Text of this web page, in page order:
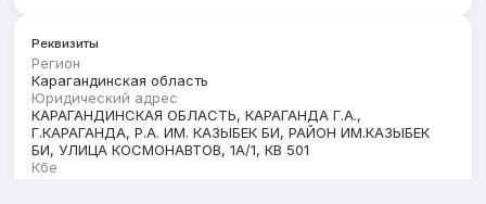
Реквизиты
Регион
Карагандинская область
Юридический адрес
КАРАГАНДИНСКАЯ ОБЛАСТЬ, КАРАГАНДА Г.А.,
Г.КАРАГАНДА, Р.А. ИМ. КАЗЫБЕК БИ, РАЙОН ИМ.КАЗЫБЕК
БИ, УЛИЦА КОСМОНАВТОВ, 1А/1, КВ 501
Кбе